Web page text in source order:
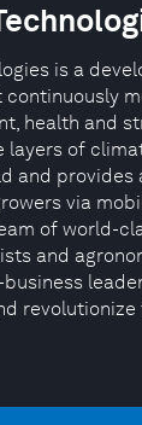
is a
health and
layers of
and provides
via
of world-
and